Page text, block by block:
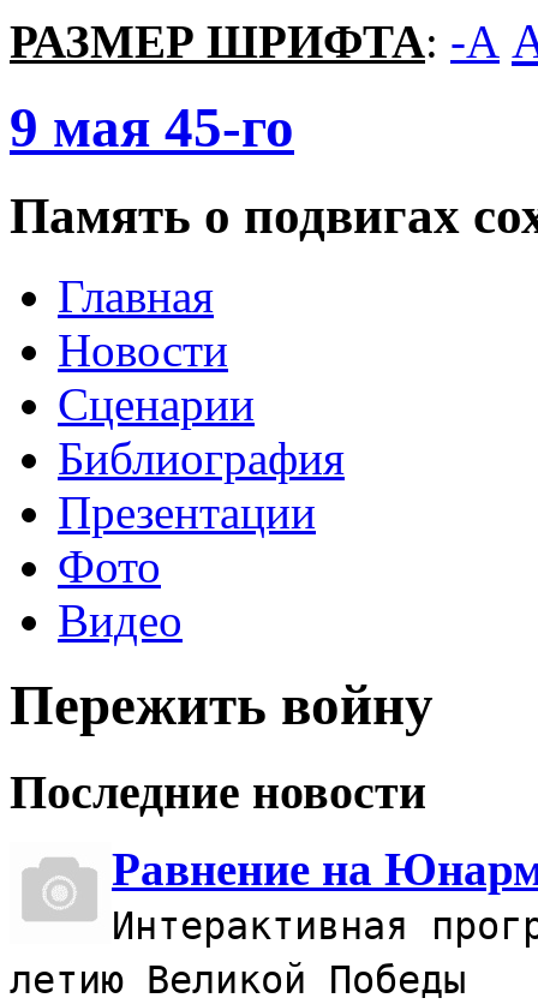
РАЗМЕР ШРИФТА: -A
9 мая 45-го
Память о подвигах
Главная
Новости
Сценарии
Библиография
Презентации
Фото
Видео
Пережить войну
Последние новости
Равнение на
Интерактивная
летию Великой Победы